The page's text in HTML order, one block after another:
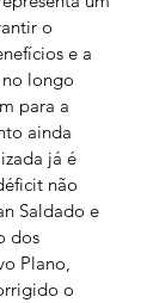
o
e a
longo
para a
ainda
já é
não
Saldado e
dos
Plano,
o